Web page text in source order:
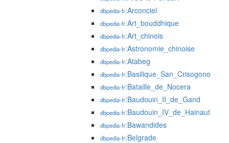
dbpedia-fr:Arconciel
dbpedia-fr:Art_bouddhique
dbpedia-fr:Art_chinois
dbpedia-fr:Astronomie_chinoise
dbpedia-fr:Atabeg
dbpedia-fr:Basilique_San_Crisogono
dbpedia-fr:Bataille_de_Nocera
dbpedia-fr:Baudouin_II_de_Gand
dbpedia-fr:Baudouin_IV_de_Hainaut
dbpedia-fr:Bawandides
dbpedia-fr:Belgrade